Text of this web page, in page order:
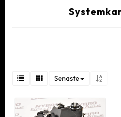
Senaste